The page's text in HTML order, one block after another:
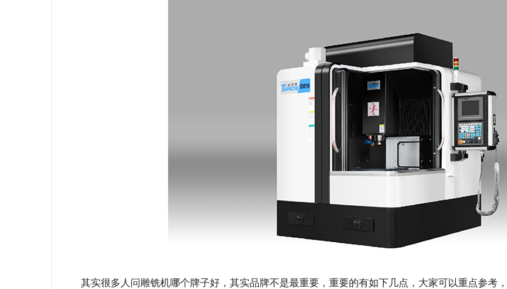
其实很多人问雕铣机哪个牌子好，其实品牌不是最重要，重要的有如下几点，大家可以重点参考